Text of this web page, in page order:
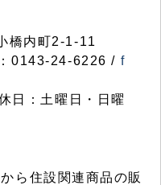
橋内町2-1-11
0143-24-6226 / f
日：土曜日・日曜
ら住設関連商品の販